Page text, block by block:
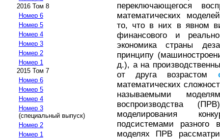
2016 Том 8
Номер 6
Номер 5
Номер 4
Номер 3
Номер 2
Номер 1
2015 Том 7
Номер 6
Номер 5
Номер 4
Номер 3
(специальный выпуск)
Номер 2
Номер 1
переключающегося
математических
то, что в них в явном
финансового и
экономика страны
принципу
д.), а на
от друга возрастом
математических
называемыми
воспроизводства
моделирования
подсистемами
моделях ПРВ